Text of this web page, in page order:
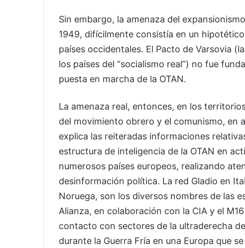
Sin embargo, la amenaza del
1949, difícilmente consistía en un
países occidentales. El Pacto de Varsovia
los países del “socialismo real”) no fue
puesta en marcha de la OTAN.
La amenaza real, entonces, en los
del movimiento obrero y el comunismo, en
explica las reiteradas informaciones
estructura de inteligencia de la OTAN en
numerosos países europeos, realizando
desinformación política. La red Gladio en
Noruega, son los diversos nombres de las
Alianza, en colaboración con la CIA y el
contacto con sectores de la ultraderecha
durante la Guerra Fría en una Europa que